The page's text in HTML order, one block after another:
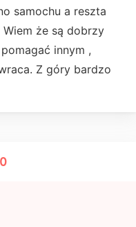
samochu a reszta
Wiem że są dobrzy
innym ,
Z góry bardzo
0